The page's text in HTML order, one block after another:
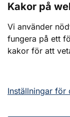
Webbplatsen
Om webbplatsen
Kakor på
Vi använder
fungera på ett
kakor för att
Inställningar för